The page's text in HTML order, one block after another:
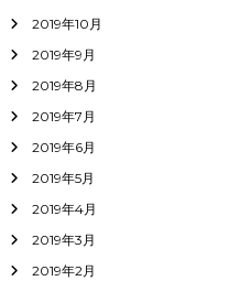
2019年10月
2019年9月
2019年8月
2019年7月
2019年6月
2019年5月
2019年4月
2019年3月
2019年2月